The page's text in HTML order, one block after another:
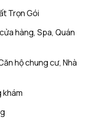
Trọn Gói
hàng, Spa, Quán
hộ chung cư, Nhà
khám